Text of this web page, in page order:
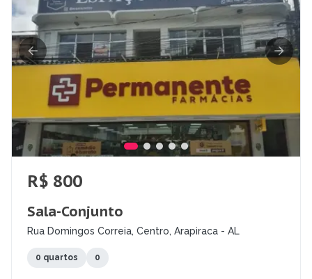
R$ 800
Sala-Conjunto
Rua Domingos Correia, Centro, Arapiraca - AL
0 quartos 0